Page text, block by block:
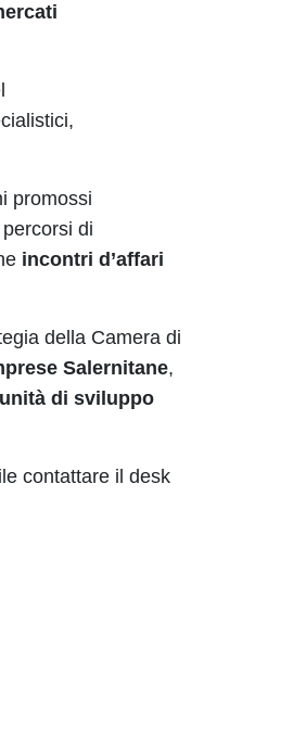
promossi
percorsi di
incontri d’affari
della Camera di
Salernitane,
di sviluppo
contattare il desk